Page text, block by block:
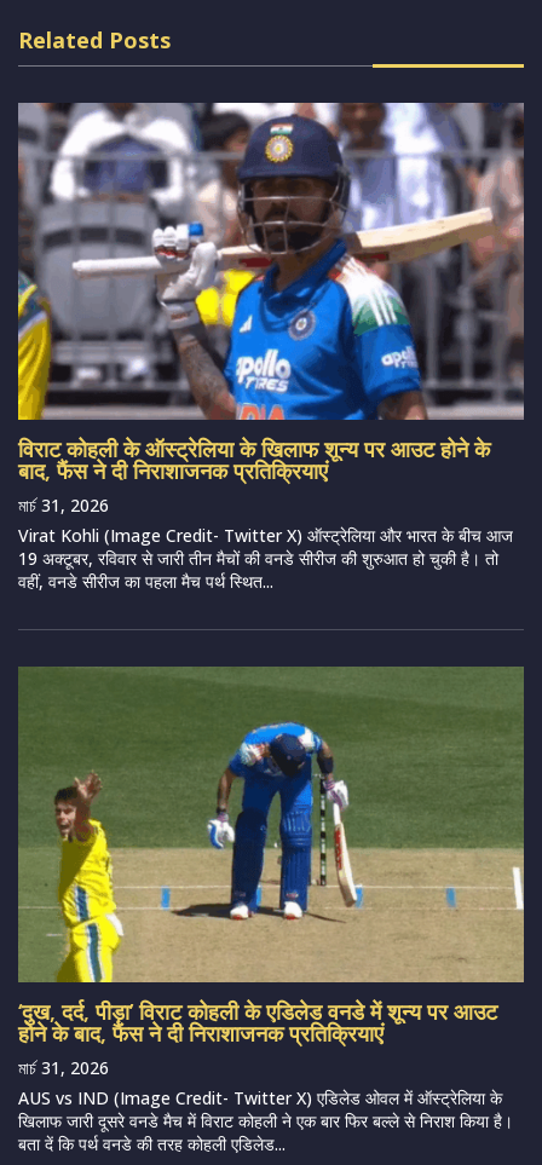
Related Posts
विराट कोहली के ऑस्ट्रेलिया के खिलाफ शून्य पर आउट होने के
बाद, फैंस ने दी निराशाजनक प्रतिक्रियाएं
মার্চ 31, 2026
Virat Kohli (Image Credit- Twitter X) ऑस्ट्रेलिया और भारत के बीच आज
19 अक्टूबर, रविवार से जारी तीन मैचों की वनडे सीरीज की शुरुआत हो चुकी है। तो
वहीं, वनडे सीरीज का पहला मैच पर्थ स्थित...
‘दुख, दर्द, पीड़ा’ विराट कोहली के एडिलेड वनडे में शून्य पर आउट
होने के बाद, फैंस ने दी निराशाजनक प्रतिक्रियाएं
মার্চ 31, 2026
AUS vs IND (Image Credit- Twitter X) एडिलेड ओवल में ऑस्ट्रेलिया के
खिलाफ जारी दूसरे वनडे मैच में विराट कोहली ने एक बार फिर बल्ले से निराश किया है।
बता दें कि पर्थ वनडे की तरह कोहली एडिलेड...